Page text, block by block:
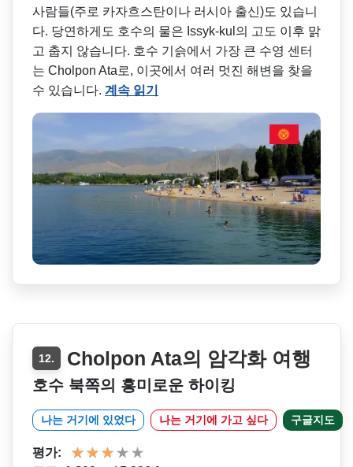
사람들(주로 카자흐스탄이나 러시아 출신)도 있습니
다. 당연하게도 호수의 물은 Issyk-kul의 고도 이후 맑
고 춥지 않습니다. 호수 기슭에서 가장 큰 수영 센터
는 Cholpon Ata로, 이곳에서 여러 멋진 해변을 찾을
수 있습니다. 계속 읽기
12. Cholpon Ata의 암각화 여행
호수 북쪽의 흥미로운 하이킹
나는 거기에 있었다 나는 거기에 가고 싶다 구글지도
평가: